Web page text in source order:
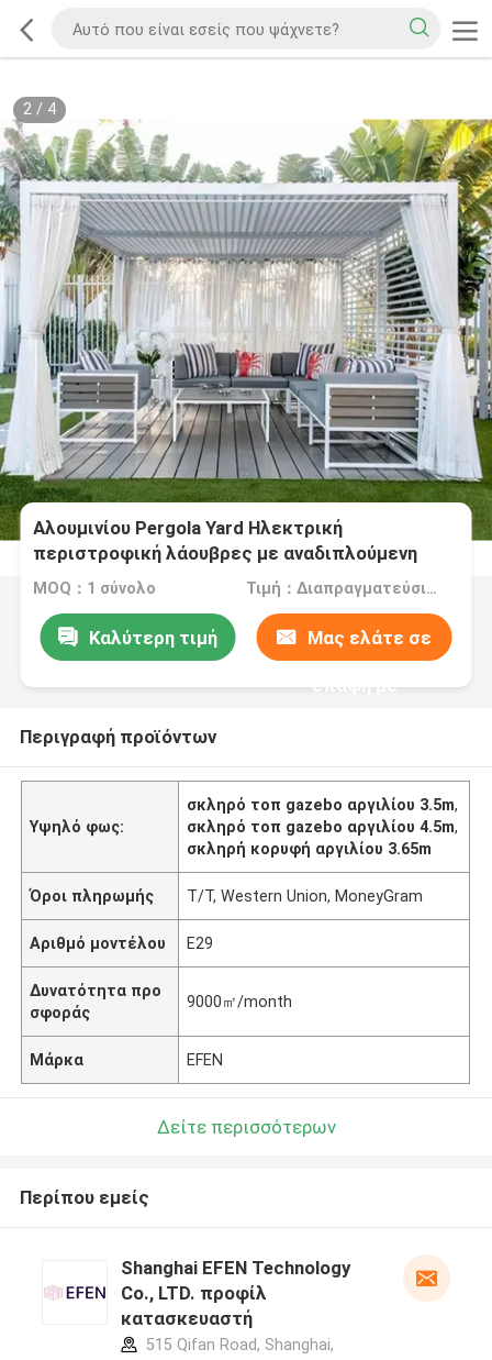
2/ 4
Αλουμινίου Pergola Yard Ηλεκτρική
περιστροφική λάουβρες με αναδιπλούμενη
οροφή
MOQ：1 σύνολο Τιμή：Διαπραγματεύσιμα
Καλύτερη τιμή Μας ελάτε σε
επαφή με
Περιγραφή προϊόντων
Υψηλό φως:
σκληρό τοπ gazebo αργιλίου 3.5m,
σκληρό τοπ gazebo αργιλίου 4.5m,
σκληρή κορυφή αργιλίου 3.65m
Όροι πληρωμής T/T, Western Union, MoneyGram
Αριθμό μοντέλου E29
Δυνατότητα προ
σφοράς
9000㎡/month
Μάρκα EFEN
Δείτε περισσότερων
Περίπου εμείς
Shanghai EFEN Technology
Co., LTD. προφίλ
κατασκευαστή
515 Qifan Road, Shanghai,